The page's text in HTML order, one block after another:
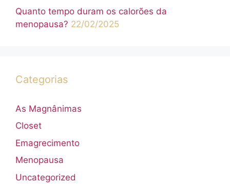
Quanto tempo duram os calorões da
menopausa? 22/02/2025
Categorias
As Magnânimas
Closet
Emagrecimento
Menopausa
Uncategorized